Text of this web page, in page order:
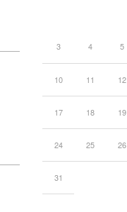
3 4 5
10 11 12
17 18 19
24 25 26
31